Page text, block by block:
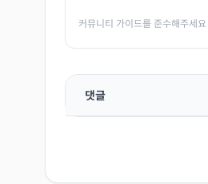
커뮤니티 가이드를 준수해주세요
댓글